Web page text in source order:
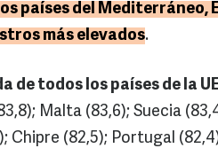
países del Mediterráneo,
más elevados.
de todos los países de la
Malta (83,6); Suecia
Chipre (82,5); Portugal